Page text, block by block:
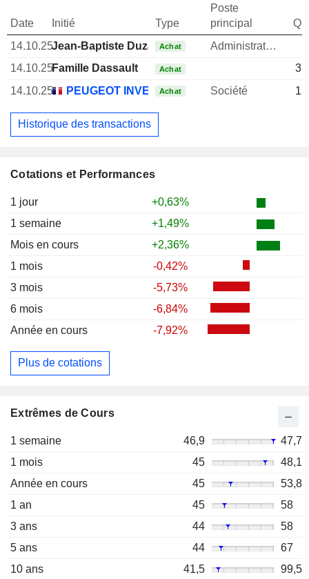
Cotations et Performances
1 jour
+0,63%
1 semaine
+1,49%
Mois en cours
+2,36%
1 mois
-0,42%
3 mois
-5,73%
6 mois
-6,84%
Année en cours
-7,92%
Plus de cotations
Extrêmes de Cours
1 semaine 46,9
47,7
1 mois
45
48,1
Année en cours
45
53,8
1 an
45
58
3 ans
44
58
5 ans
44
67
10 ans
41,5 99,5
Date Initié Type
Poste
principal
14.10.25Jean-Baptiste DuzanAchat Administrateur
14.10.25Famille Dassault Achat
14.10.25
PEUGEOT INVEST SA
Achat Société
Historique des transactions